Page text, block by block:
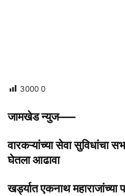
3000 0
जामखेड न्युज—–
वारकऱ्यांच्या सेवा सुविधांचा
घेतला आढावा
खर्ड्यात एकनाथ